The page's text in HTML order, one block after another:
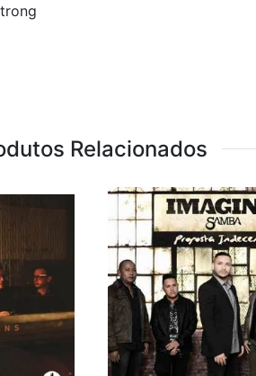
Relacionados